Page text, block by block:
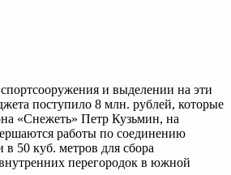
и выделении на эти
поступило 8 млн. рублей, которые
«Снежеть» Петр Кузьмин, на
работы по соединению
50 куб. метров для сбора
перегородок в южной